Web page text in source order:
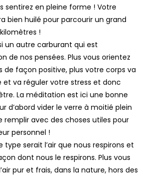
sentirez en pleine forme ! Votre
bien huilé pour parcourir un grand
!
un autre carburant qui est
de nos pensées. Plus vous orientez
de façon positive, plus votre corps va
et va réguler votre stress et donc
La méditation est ici une bonne
d’abord vider le verre à moitié plein
remplir avec des choses utiles pour
personnel !
type serait l’air que nous respirons et
dont nous le respirons. Plus vous
pur et frais, dans la nature, hors des